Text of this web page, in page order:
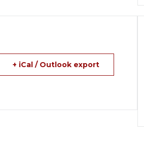
+ iCal / Outlook export